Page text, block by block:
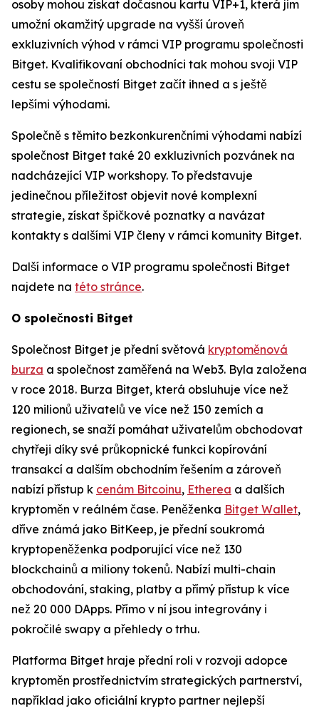
osoby mohou získat dočasnou kartu VIP+1, která jim
umožní okamžitý upgrade na vyšší úroveň
exkluzivních výhod v rámci VIP programu společnosti
Bitget. Kvalifikovaní obchodníci tak mohou svoji VIP
cestu se společností Bitget začít ihned a s ještě
lepšími výhodami.
Společně s těmito bezkonkurenčními výhodami nabízí
společnost Bitget také 20 exkluzivních pozvánek na
nadcházející VIP workshopy. To představuje
jedinečnou příležitost objevit nové komplexní
strategie, získat špičkové poznatky a navázat
kontakty s dalšími VIP členy v rámci komunity Bitget.
Další informace o VIP programu společnosti Bitget
najdete na této stránce.
O společnosti Bitget
Společnost Bitget je přední světová kryptoměnová
burza a společnost zaměřená na Web3. Byla založena
v roce 2018. Burza Bitget, která obsluhuje více než
120 milionů uživatelů ve více než 150 zemích a
regionech, se snaží pomáhat uživatelům obchodovat
chytřeji díky své průkopnické funkci kopírování
transakcí a dalším obchodním řešením a zároveň
nabízí přístup k cenám Bitcoinu, Etherea a dalších
kryptoměn v reálném čase. Peněženka Bitget Wallet,
dříve známá jako BitKeep, je přední soukromá
kryptopeněženka podporující více než 130
blockchainů a miliony tokenů. Nabízí multi-chain
obchodování, staking, platby a přímý přístup k více
než 20 000 DApps. Přímo v ní jsou integrovány i
pokročilé swapy a přehledy o trhu.
Platforma Bitget hraje přední roli v rozvoji adopce
kryptoměn prostřednictvím strategických partnerství,
například jako oficiální krypto partner nejlepší